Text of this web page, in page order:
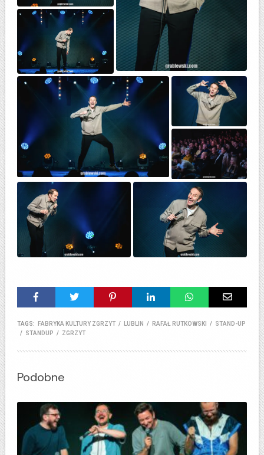
TAGS: FABRYKA KULTURY ZGRZYT / LUBLIN / RAFAŁ RUTKOWSKI / STAND-UP
/ STANDUP / ZGRZYT
Podobne